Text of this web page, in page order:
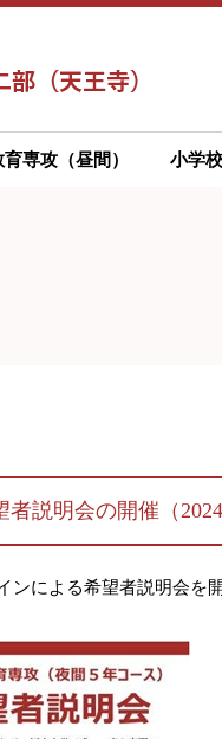
専攻（昼間） 小学
説明会の開催（2024/
ンによる希望者説明会